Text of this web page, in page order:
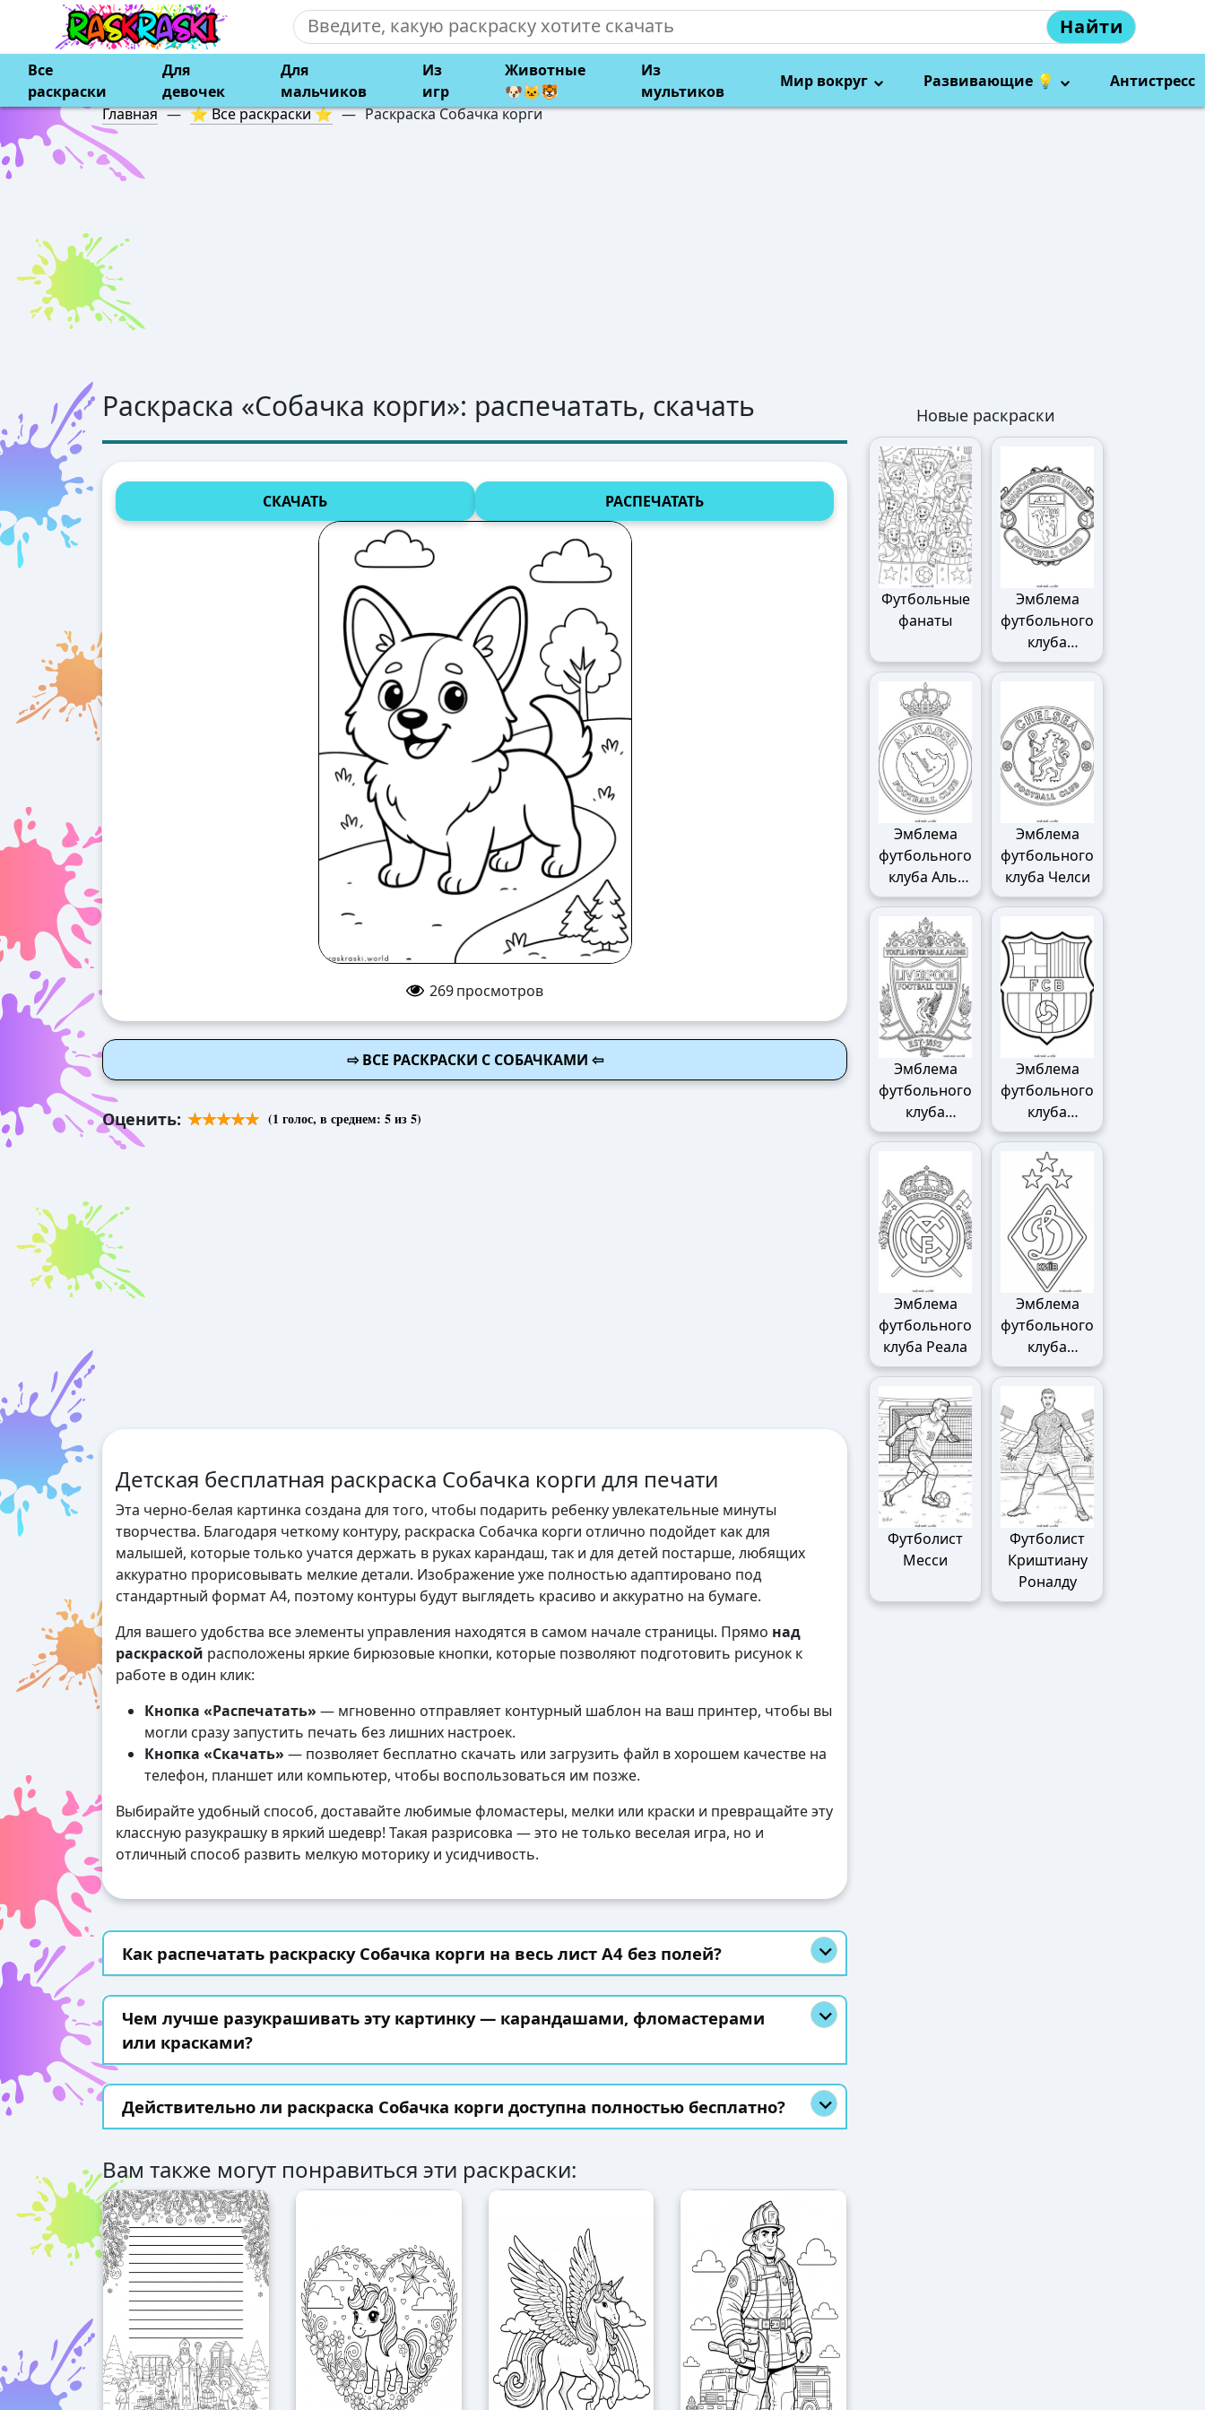
Найти
Все
раскраски
Для
девочек
Для
мальчиков
Из
игр
Животные
🐶🐱🐯
Из
мультиков
Мир вокруг Развивающие 💡
Антистресс
Главная — ⭐ Все раскраски ⭐ — Раскраска Собачка корги
Раскраска «Собачка корги»: распечатать, скачать
СКАЧАТЬ РАСПЕЧАТАТЬ
269просмотров
⇨ ВСЕ РАСКРАСКИ С СОБАЧКАМИ ⇦
Оценить: (1 голос, в среднем: 5из 5)
Детская бесплатная раскраска Собачка корги для печати
Эта черно-белая картинка создана для того, чтобы подарить ребенку увлекательные минуты
творчества. Благодаря четкому контуру, раскраска Собачка корги отлично подойдет как для
малышей, которые только учатся держать в руках карандаш, так и для детей постарше, любящих
аккуратно прорисовывать мелкие детали. Изображение уже полностью адаптировано под
стандартный формат А4, поэтому контуры будут выглядеть красиво и аккуратно на бумаге.
Для вашего удобства все элементы управления находятся в самом начале страницы. Прямо над
раскраской расположены яркие бирюзовые кнопки, которые позволяют подготовить рисунок к
работе в один клик:
Кнопка «Распечатать» — мгновенно отправляет контурный шаблон на ваш принтер, чтобы вы
могли сразу запустить печать без лишних настроек.
Кнопка «Скачать» — позволяет бесплатно скачать или загрузить файл в хорошем качестве на
телефон, планшет или компьютер, чтобы воспользоваться им позже.
Выбирайте удобный способ, доставайте любимые фломастеры, мелки или краски и превращайте эту
классную разукрашку в яркий шедевр! Такая разрисовка — это не только веселая игра, но и
отличный способ развить мелкую моторику и усидчивость.
Как распечатать раскраску Собачка корги на весь лист А4 без полей?
Чем лучше разукрашивать эту картинку — карандашами, фломастерами
или красками?
Действительно ли раскраска Собачка корги доступна полностью бесплатно?
Вам также могут понравиться эти раскраски:
Новые раскраски
Футбольные
фанаты
Эмблема
футбольного
клуба
Манчестер
Эмблема
футбольного
клуба Аль-
Наср
Эмблема
футбольного
клуба Челси
Эмблема
футбольного
клуба
Ливерпуля
Эмблема
футбольного
клуба
Барселоны
Эмблема
футбольного
клуба Реала
Эмблема
футбольного
клуба
Динамо
Футболист
Месси
Футболист
Криштиану
Роналду